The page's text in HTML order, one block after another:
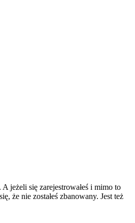
jeżeli się zarejestrowałeś i mimo to
że nie zostałeś zbanowany. Jest też